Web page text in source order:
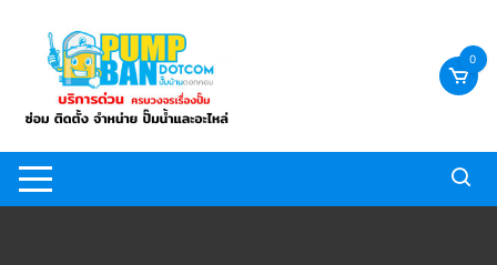
content
0